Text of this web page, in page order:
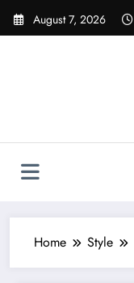
Skip
August 7, 2026
Home Style